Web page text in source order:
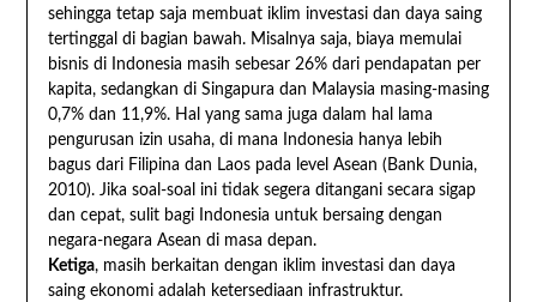
sehingga tetap saja membuat iklim investasi dan daya saing
tertinggal di bagian bawah. Misalnya saja, biaya memulai
bisnis di Indonesia masih sebesar 26% dari pendapatan per
kapita, sedangkan di Singapura dan Malaysia masing-masing
0,7% dan 11,9%. Hal yang sama juga dalam hal lama
pengurusan izin usaha, di mana Indonesia hanya lebih
bagus dari Filipina dan Laos pada level Asean (Bank Dunia,
2010). Jika soal-soal ini tidak segera ditangani secara sigap
dan cepat, sulit bagi Indonesia untuk bersaing dengan
negara-negara Asean di masa depan.
Ketiga, masih berkaitan dengan iklim investasi dan daya
saing ekonomi adalah ketersediaan infrastruktur.